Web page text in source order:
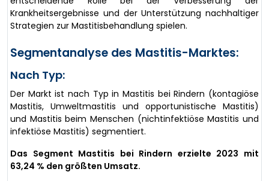
Krankheitsergebnisse und der Unterstützung nachhaltiger
Strategien zur Mastitisbehandlung spielen.
Segmentanalyse des Mastitis-Marktes:
Nach Typ:
Der Markt ist nach Typ in Mastitis bei Rindern (kontagiöse
Mastitis, Umweltmastitis und opportunistische Mastitis)
und Mastitis beim Menschen (nichtinfektiöse Mastitis und
infektiöse Mastitis) segmentiert.
Das Segment Mastitis bei Rindern erzielte 2023 mit
63,24 % den größten Umsatz.